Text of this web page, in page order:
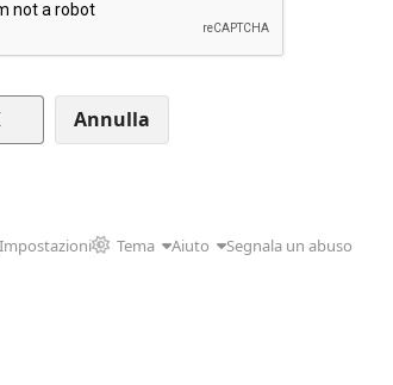
Annulla
Tema Aiuto Segnala un abuso